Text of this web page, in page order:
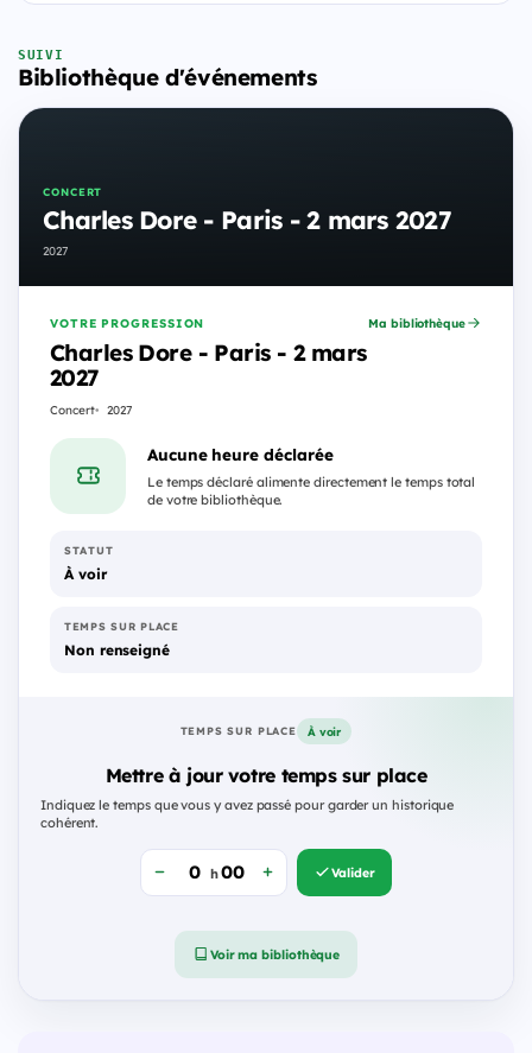
SUIVI
Bibliothèque d'événements
CONCERT
Charles Dore - Paris - 2 mars 2027
2027
VOTRE PROGRESSION
Charles Dore - Paris - 2 mars
2027
Concert 2027
Ma bibliothèque
Aucune heure déclarée
Le temps déclaré alimente directement le temps total
de votre bibliothèque.
STATUT
À voir
TEMPS SUR PLACE
Non renseigné
TEMPS SUR PLACE À voir
Mettre à jour votre temps sur place
Indiquez le temps que vous y avez passé pour garder un historique
cohérent.
h Valider
Voir ma bibliothèque